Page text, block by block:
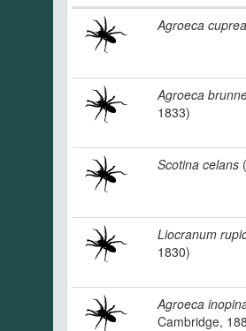
Agroeca cuprea
Agroeca
1833)
Scotina celans
Liocranum
1830)
Agroeca
Cambridge,